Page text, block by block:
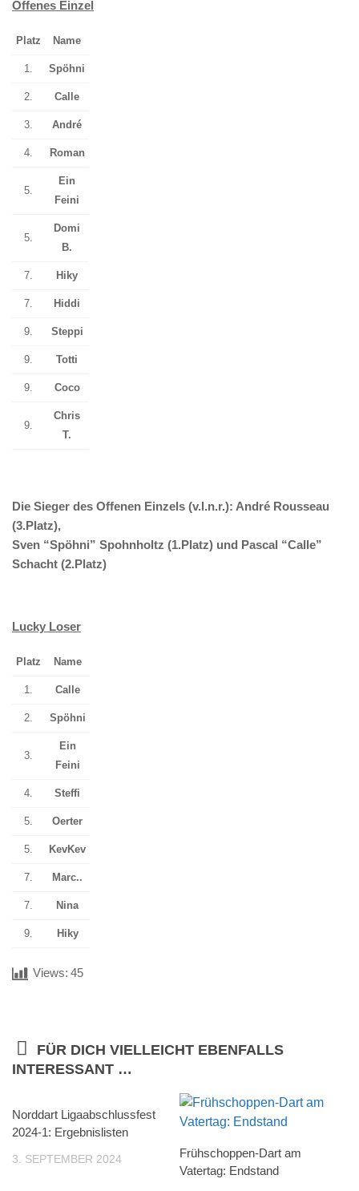
Offenes Einzel
Platz Name
1. Spöhni
2. Calle
3. André
4. Roman
5.
Ein
Feini
5.
Domi
B.
7. Hiky
7. Hiddi
9. Steppi
9. Totti
9. Coco
9.
Chris
T.
Die Sieger des Offenen Einzels (v.l.n.r.): André Rousseau
(3.Platz),
Sven “Spöhni” Spohnholtz (1.Platz) und Pascal “Calle”
Schacht (2.Platz)
Lucky Loser
Platz Name
1. Calle
2. Spöhni
3.
Ein
Feini
4. Steffi
5. Oerter
5. KevKev
7. Marc..
7. Nina
9. Hiky
Views: 45
FÜR DICH VIELLEICHT EBENFALLS
INTERESSANT …
Norddart Ligaabschlussfest
2024-1: Ergebnislisten
3. SEPTEMBER 2024
Frühschoppen-Dart am
Vatertag: Endstand